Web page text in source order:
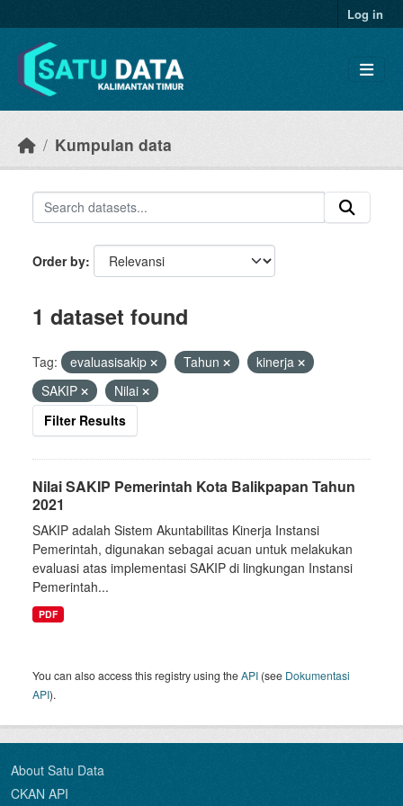
Log in
Kumpulan data
Order by
1 dataset found
Tag: evaluasisakip Tahun
kinerja
SAKIP
Nilai
Filter Results
Nilai SAKIP Pemerintah Kota Balikpapan Tahun
2021
SAKIP adalah Sistem Akuntabilitas Kinerja Instansi
Pemerintah, digunakan sebagai acuan untuk melakukan
evaluasi atas implementasi SAKIP di lingkungan Instansi
Pemerintah...
PDF
You can also access this registry using theAPI (see Dokumentasi
API).
About Satu Data
CKAN API